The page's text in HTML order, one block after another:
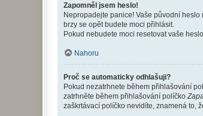
Zapomněl jsem heslo!
Nepropadejte panice! Vaše původní
brzy se opět budete moci přihlásit.
Pokud nebudete moci resetovat vaše
Nahoru
Proč se automaticky odhlašuji?
Pokud nezatrhnete během přihlašování
zatrhněte během přihlašování políčko
zaškrtávací políčko nevidíte, znamená to,